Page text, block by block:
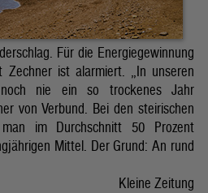
Für die Energiegewinnung
Zechner ist alarmiert. „In unseren
nie ein so trockenes Jahr
von Verbund. Bei den steirischen
im Durchschnitt 50 Prozent
Mittel. Der Grund: An rund
Kleine Zeitung